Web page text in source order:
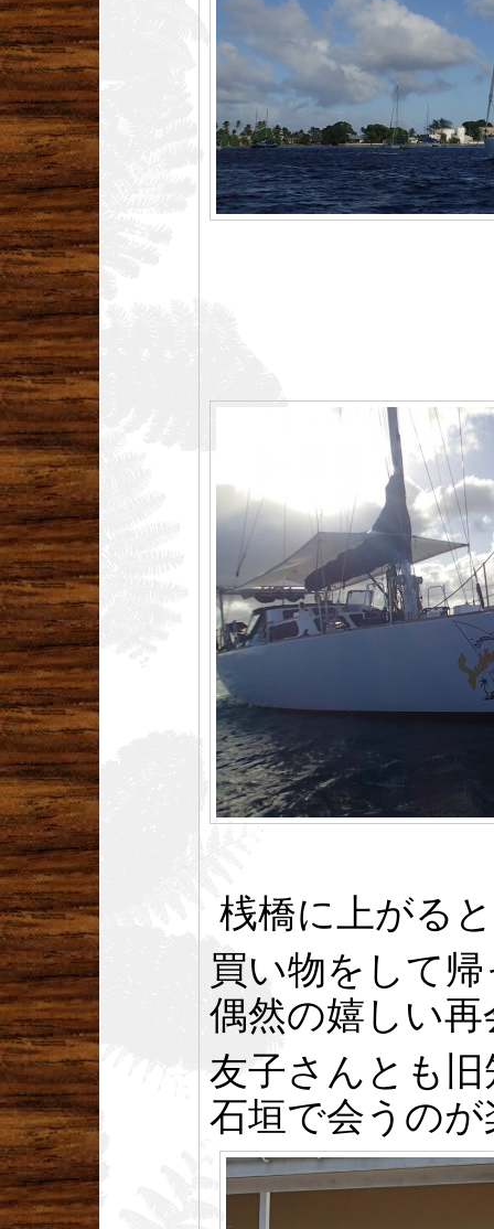
桟橋に上がると
買い物をして
偶然の嬉しい再
友子さんとも
石垣で会うの